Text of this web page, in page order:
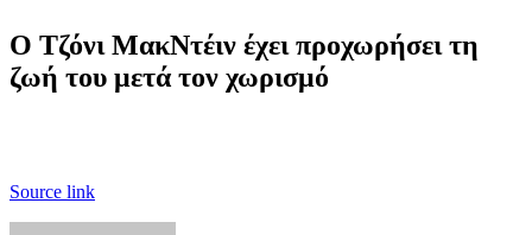
Ο Τζόνι ΜακΝτέιν έχει προχωρήσει τη
ζωή του μετά τον χωρισμό
Source link